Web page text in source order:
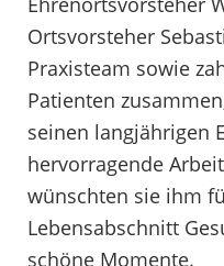
Ortsvorsteher
Praxisteam sowie
Patienten
seinen langjährigen
hervorragende
wünschten sie ihm
Lebensabschnitt
schöne Momente.